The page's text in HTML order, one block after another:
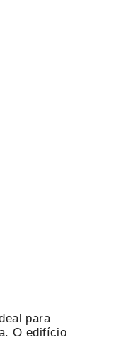
para
O edifício